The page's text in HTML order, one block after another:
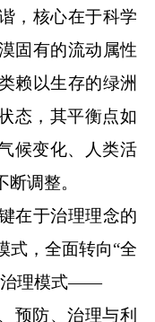
核心在于科学
固有的流动属性
赖以生存的绿洲
态，其平衡点如
候变化、人类活
调整。
于治理理念的
式，全面转向“全
治理模式——
防、治理与利